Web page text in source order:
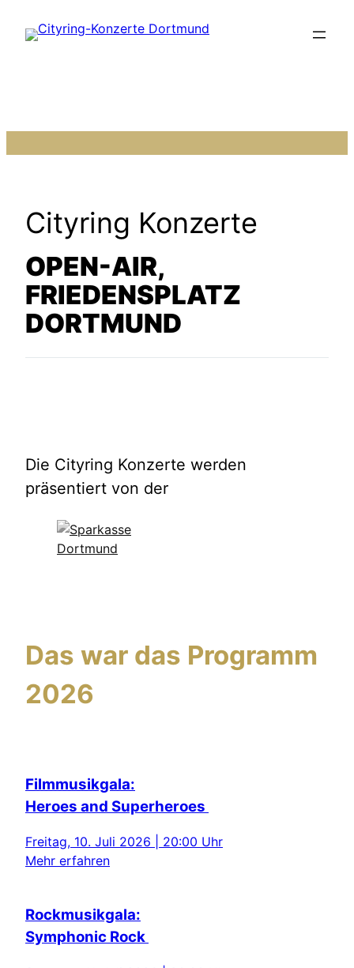
Inhalt
Cityring Konzerte
OPEN-AIR,
FRIEDENSPLATZ
DORTMUND
Die Cityring Konzerte werden
präsentiert von der
Das war das Programm
2026
Filmmusikgala:
Heroes and Superheroes
Freitag, 10. Juli 2026 | 20:00 Uhr
Mehr erfahren
Rockmusikgala:
Symphonic Rock